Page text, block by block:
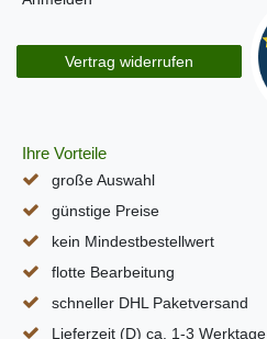
Vertrag widerrufen
Ihre Vorteile
große Auswahl
günstige Preise
kein Mindestbestellwert
flotte Bearbeitung
schneller DHL Paketversand
Lieferzeit (D) ca. 1-3 Werktage